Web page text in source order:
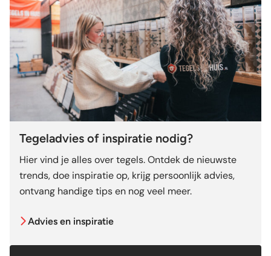
Tegeladvies of inspiratie nodig?
Hier vind je alles over tegels. Ontdek de nieuwste
trends, doe inspiratie op, krijg persoonlijk advies,
ontvang handige tips en nog veel meer.
Advies en inspiratie